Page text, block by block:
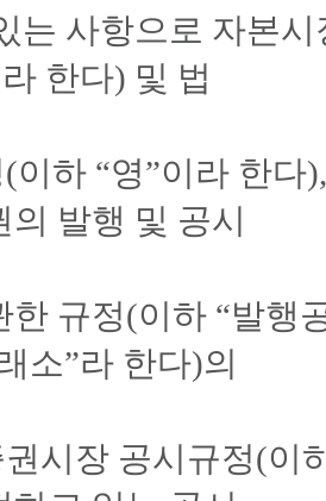
는 사항으로 자본
한다) 및 법
이하 “영”이라 한다
의 발행 및 공시
한 규정(이하 “발행
소”라 한다)의
시장 공시규정(이